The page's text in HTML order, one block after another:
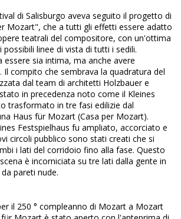
di Salisburgo aveva seguito il progetto di
Mozart", che a tutti gli effetti essere adatto
teatrali del compositore, con un'ottima
linee di vista di tutti i sedili.
essere sia intima, ma anche avere
Il compito che sembrava la quadratura del
dal team di architetti Holzbauer e
in precedenza noto come il Kleines
trasformato in tre fasi edilizie dal
Haus für Mozart (Casa per Mozart).
Festspielhaus fu ampliato, accorciato e
circoli pubblico sono stati creati che si
i lati del corridoio fino alla fase. Questo
è incorniciata su tre lati dalla gente in
pareti nude.
il 250 ° compleanno di Mozart a Mozart